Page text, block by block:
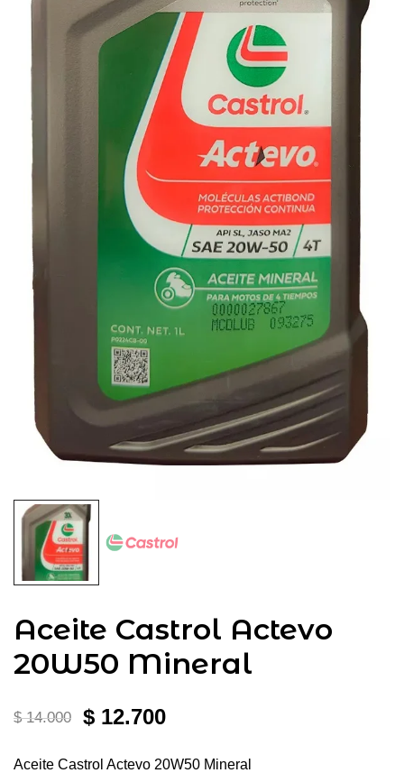
Aceite Castrol Actevo
20W50 Mineral
$14.000
El
$ 12.700El
Aceite Castrol Actevo 20W50 Mineral